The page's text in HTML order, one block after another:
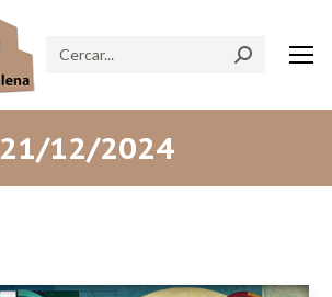
Search:
21/12/2024